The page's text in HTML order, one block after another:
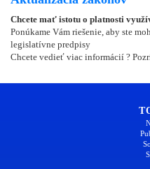
Chcete mať istotu o platnosti
Ponúkame Vám riešenie, aby ste
legislatívne predpisy
Chcete vedieť viac informácií ?